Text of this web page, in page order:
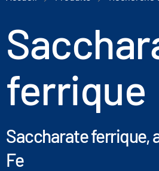
ferrique
Saccharate ferrique,
Fe